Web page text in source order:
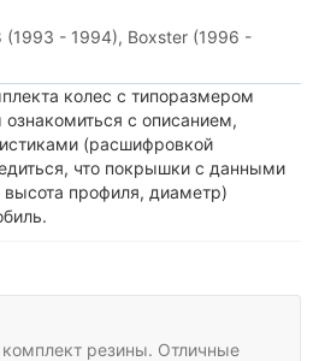
(1993 - 1994), Boxster (1996 -
колес с типоразмером
с описанием,
(расшифровкой
что покрышки с данными
профиля, диаметр)
резины. Отличные